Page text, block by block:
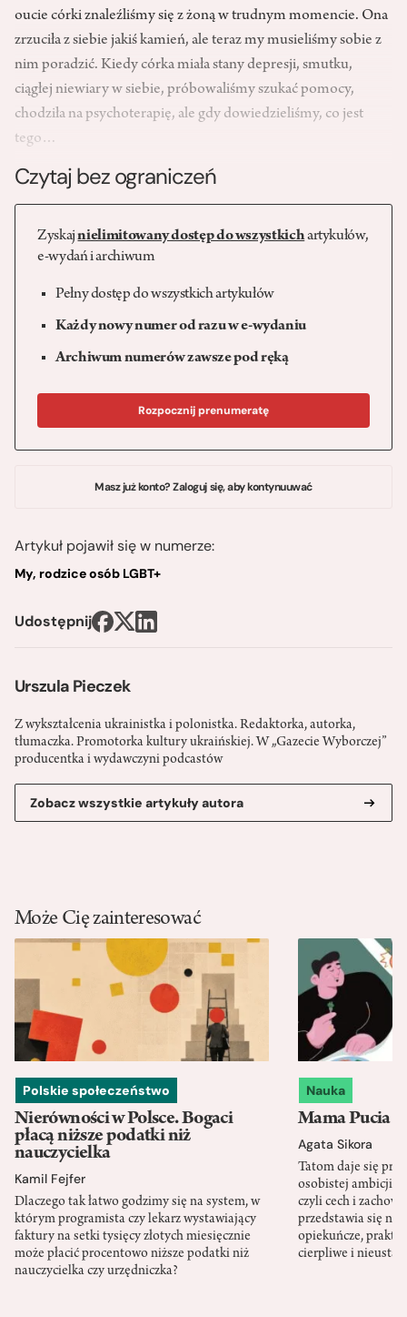
Urszula Pieczek
Z wykształcenia ukrainistka i polonistka. Redaktorka, autorka,
tłumaczka. Promotorka kultury ukraińskiej. W „Gazecie Wyborczej”
producentka i wydawczyni podcastów
Zobacz wszystkie artykuły autora
oucie córki znaleźliśmy się z żoną w trudnym momencie. Ona
zrzuciła z siebie jakiś kamień, ale teraz my musieliśmy sobie z
nim poradzić. Kiedy córka miała stany depresji, smutku,
ciągłej niewiary w siebie, próbowaliśmy szukać pomocy,
chodziła na psychoterapię, ale gdy dowiedzieliśmy, co jest
tego…
Czytaj bez ograniczeń
Zyskajnielimitowany dostęp do wszystkichartykułów,
e-wydań i archiwum
Pełny dostęp do wszystkich artykułów
Każdy nowy numer od razu w e-wydaniu
Archiwum numerów zawsze pod ręką
Rozpocznij prenumeratę
Masz już konto? Zaloguj się, aby kontynuuwać
Artykuł pojawił się w numerze:
My, rodzice osób LGBT+
Udostępnij
Może Cię zainteresować
Polskie społeczeństwo
Nierówności w Polsce. Bogaci
płacą niższe podatki niż
nauczycielka
Kamil Fejfer
Dlaczego tak łatwo godzimy się na system, w
którym programista czy lekarz wystawiający
faktury na setki tysięcy złotych miesięcznie
może płacić procentowo niższe podatki niż
nauczycielka czy urzędniczka?
Nauka
Mama Pucia
Agata Sikora
Tatom daje się
osobistej ambicji,
czyli cech i
przedstawia się
opiekuńcze,
cierpliwe i